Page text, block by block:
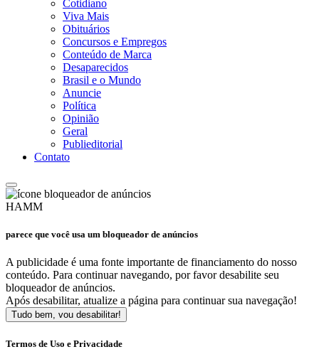
Cotidiano
Viva Mais
Obituários
Concursos e Empregos
Conteúdo de Marca
Desaparecidos
Brasil e o Mundo
Anuncie
Política
Opinião
Geral
Publieditorial
Contato
HAMM
parece que você usa um bloqueador de anúncios
A publicidade é uma fonte importante de financiamento do nosso
conteúdo. Para continuar navegando, por favor desabilite seu
bloqueador de anúncios.
Após desabilitar, atualize a página para continuar sua navegação!
Tudo bem, vou desabilitar!
Termos de Uso e Privacidade